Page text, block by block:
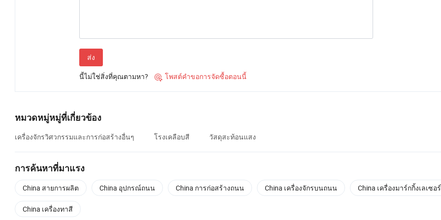
ส่ง
นี้ไม่ใช่สิ่งที่คุณตามหา?  โพสต์คำขอการจัดซื้อตอนนี้
หมวดหมู่หมู่ที่เกี่ยวข้อง
เครื่องจักรวิศวกรรมและการก่อสร้างอื่นๆ โรงเคลือบสี วัสดุสะท้อนแสง
การค้นหาที่มาแรง
China สายการผลิต China อุปกรณ์ถนน China การก่อสร้างถนน China เครื่องจักรบนถนน China เครื่องมาร์กกิ้งเลเซอ
China เครื่องทาสี